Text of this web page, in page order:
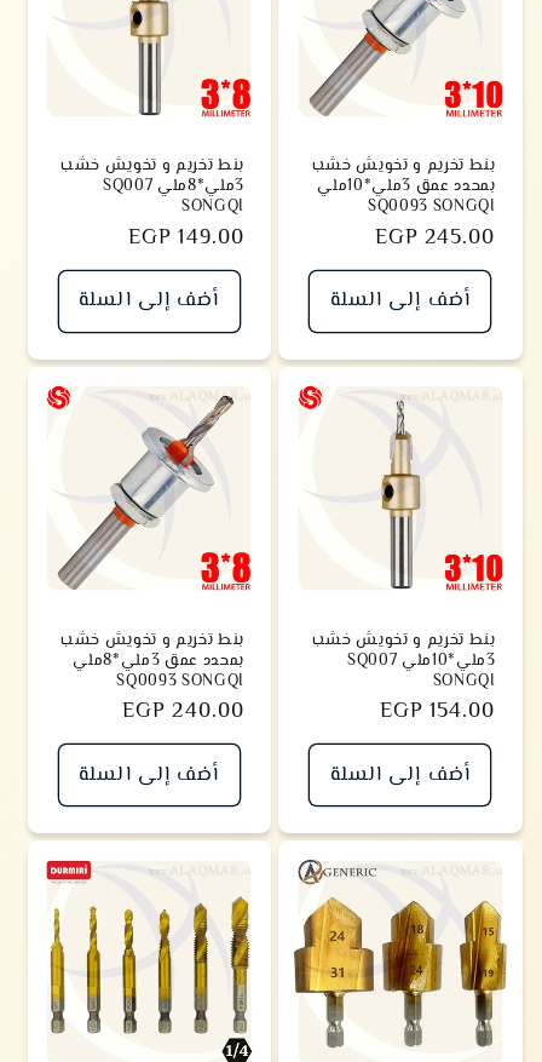
بنط تخريم و تخويش خشب
بمحدد عمق 3ملي*10ملي
SQ0093 SONGQI
سعر
EGP 245.00
أضف إلى السلة
بنط تخريم و تخويش خشب
3ملي*8ملي SQ007
SONGQI
سعر
EGP 149.00
أضف إلى السلة
بنط تخريم و تخويش خشب
3ملي*10ملي SQ007
SONGQI
سعر
EGP 154.00
أضف إلى السلة
بنط تخريم و تخويش خشب
بمحدد عمق 3ملي*8ملي
SQ0093 SONGQI
سعر
EGP 240.00
أضف إلى السلة